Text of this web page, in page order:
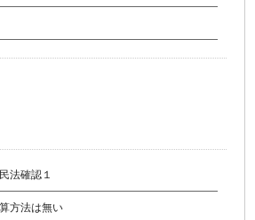
法確認１
方法は無い